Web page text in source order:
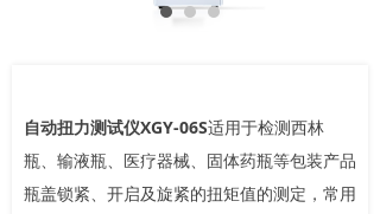
自动扭力测试仪XGY-06S适用于检测西林
瓶、输液瓶、医疗器械、固体药瓶等包装产品
瓶盖锁紧、开启及旋紧的扭矩值的测定，常用